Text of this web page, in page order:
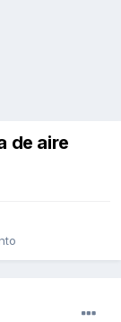
de aire